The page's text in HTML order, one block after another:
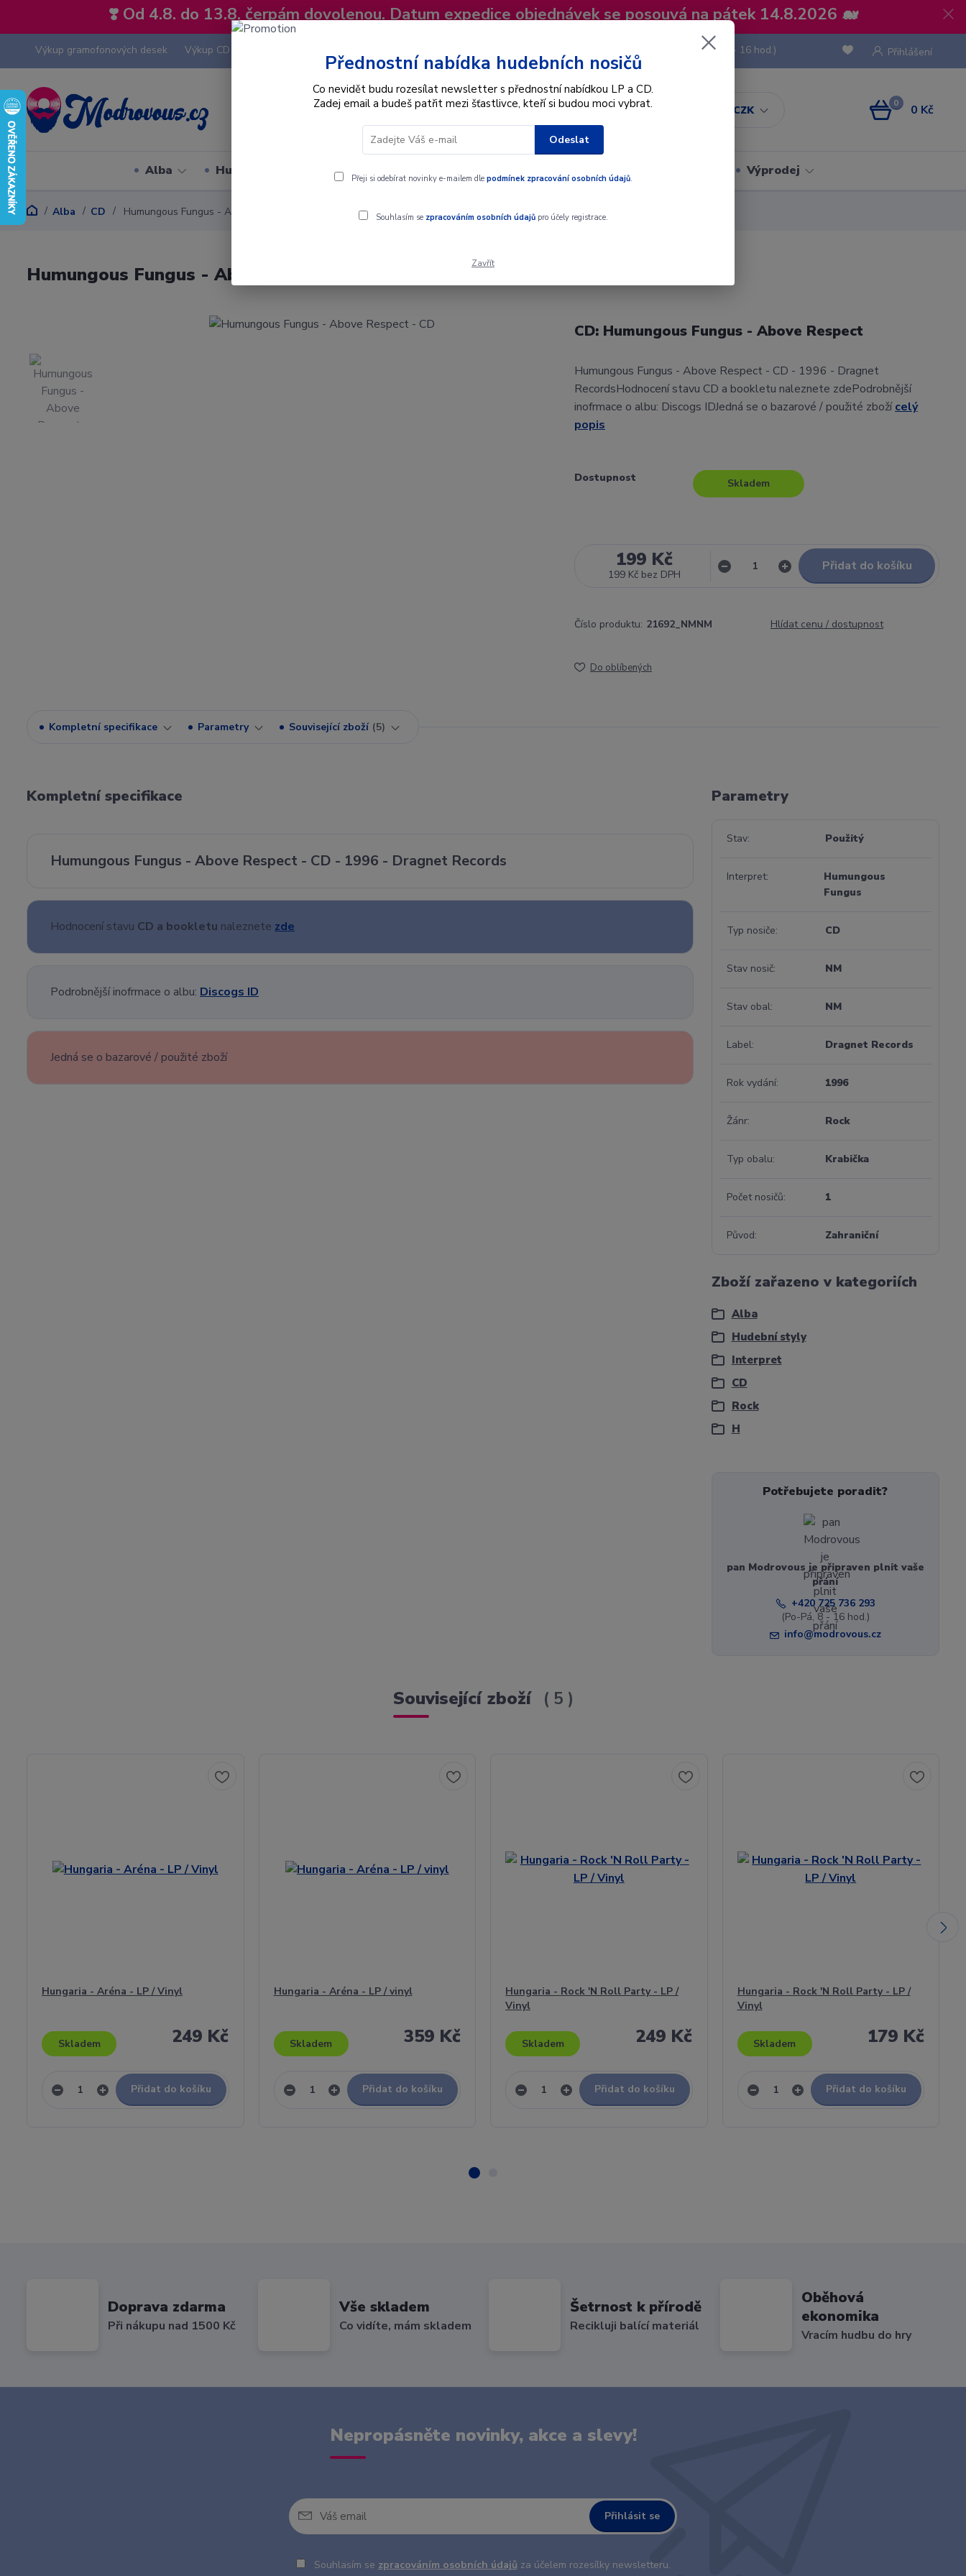
❣️ Od 4.8. do 13.8. čerpám dovolenou. Datum expedice objednávek se posouvá na pátek 14.8.2026 🐋
Výkup gramofonových desek Výkup CD
CZK
Přihlášení
Hledat
(Po-Pá, 8 - 16 hod.)
0 0 Kč
Alba Hudební styly Interpret Dárkové poukazy Výprodej
Alba CD Humungous Fungus - Above Respect - CD
Humungous Fungus - Above Respect - CD
CD: Humungous Fungus - Above Respect
Humungous Fungus - Above Respect - CD - 1996 - Dragnet
RecordsHodnocení stavu CD a bookletu naleznete zdePodrobnější
inofrmace o albu: Discogs IDJedná se o bazarové / použité zbožícelý
popis
Dostupnost Skladem
199 Kč
199 Kč bez DPH
Přidat do košíku
Číslo produktu: 21692_NMNM Hlídat cenu / dostupnost
Do oblíbených
Kompletní specifikace Parametry Související zboží 5
Kompletní specifikace
Humungous Fungus - Above Respect - CD - 1996 - Dragnet Records
Hodnocení stavu CD a bookletu naleznete zde
Podrobnější inofrmace o albu: Discogs ID
Jedná se o bazarové / použité zboží
Parametry
Stav Použitý
Interpret
Humungous
Fungus
Typ nosiče CD
Stav nosič NM
Stav obal NM
Label Dragnet Records
Rok vydání 1996
Žánr Rock
Typ obalu Krabička
Počet nosičů 1
Původ Zahraniční
Zboží zařazeno v kategoriích
Alba
Hudební styly
Interpret
CD
Rock
H
Potřebujete poradit?
pan Modrovous je připraven plnit vaše
přání
+420 725 736 293
(Po-Pá, 8 - 16 hod.)
info@modrovous.cz
Související zboží 5
Hungaria - Aréna - LP / Vinyl
249 Kč
Skladem
Přidat do košíku
Hungaria - Aréna - LP / vinyl
359 Kč
Skladem
Přidat do košíku
Hungaria - Rock 'N Roll Party - LP /
Vinyl
249 Kč
Skladem
Přidat do košíku
Hungaria - Rock 'N Roll Party - LP /
Vinyl
179 Kč
Skladem
Přidat do košíku
Doprava zdarma
Při nákupu nad 1500 Kč
Vše skladem
Co vidíte, mám skladem
Šetrnost k přírodě
Recikluji balící materiál
Oběhová
ekonomika
Vracím hudbu do hry
Nepropásněte novinky, akce a slevy!
Přihlásit se
Souhlasím se zpracováním osobních údajů za účelem rozesílky newsletteru.
Přednostní nabídka hudebních nosičů
Co nevidět budu rozesílat newsletter s přednostní nabídkou LP a CD.
Zadej email a budeš patřit mezi šťastlivce, kteří si budou moci vybrat.
Odeslat
Přeji si odebírat novinky e-mailem dle podmínek zpracování osobních údajů.
Souhlasím se zpracováním osobních údajůpro účely registrace.
Zavřít